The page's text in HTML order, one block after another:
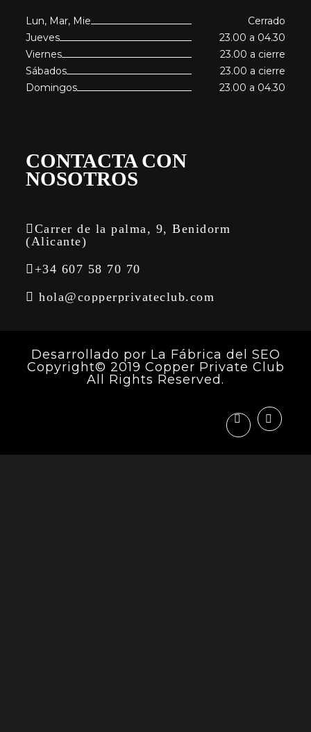
Lun, Mar, Mie
Cerrado
Jueves
23.00 a 04.30
Viernes
23.00 a cierre
Sábados
23.00 a cierre
Domingos
23.00 a 04.30
CONTACTA CON
NOSOTROS
Carrer de la palma, 9, Benidorm
(Alicante)
+34 607 58 70 70
hola@copperprivateclub.com
Desarrollado por La Fábrica del SEO
Copyright© 2019 Copper Private Club
All Rights Reserved.